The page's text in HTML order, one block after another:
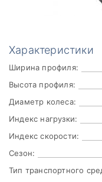
Характеристики
Ширина профиля:
Высота профиля:
Диаметр колеса:
Индекс нагрузки:
Индекс скорости:
Сезон:
Тип транспортного